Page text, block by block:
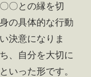
〇との縁を切
の具体的な行動
決意になりま
、自分を大切に
いった形です。